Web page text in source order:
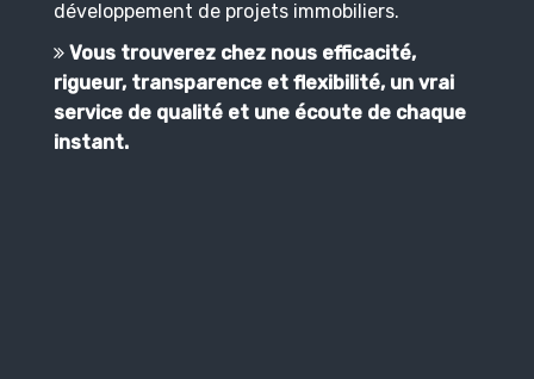
développement de projets immobiliers.
Vous trouverez chez nous efficacité,
rigueur, transparence et flexibilité, un vrai
service de qualité et une écoute de chaque
instant.